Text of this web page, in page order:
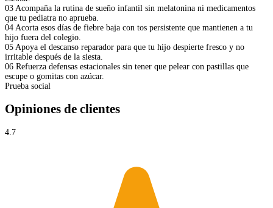
03 Acompaña la rutina de sueño infantil sin melatonina ni medicamentos
que tu pediatra no aprueba.
04 Acorta esos días de fiebre baja con tos persistente que mantienen a tu
hijo fuera del colegio.
05 Apoya el descanso reparador para que tu hijo despierte fresco y no
irritable después de la siesta.
06 Refuerza defensas estacionales sin tener que pelear con pastillas que
escupe o gomitas con azúcar.
Prueba social
Opiniones de clientes
4.7